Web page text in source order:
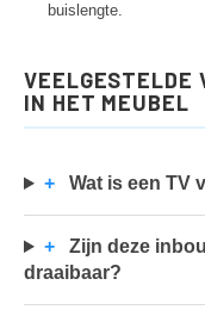
buislengte.
VEELGESTELDE
IN HET MEUBEL
+ Wat is een TV
+
Zijn deze
draaibaar?